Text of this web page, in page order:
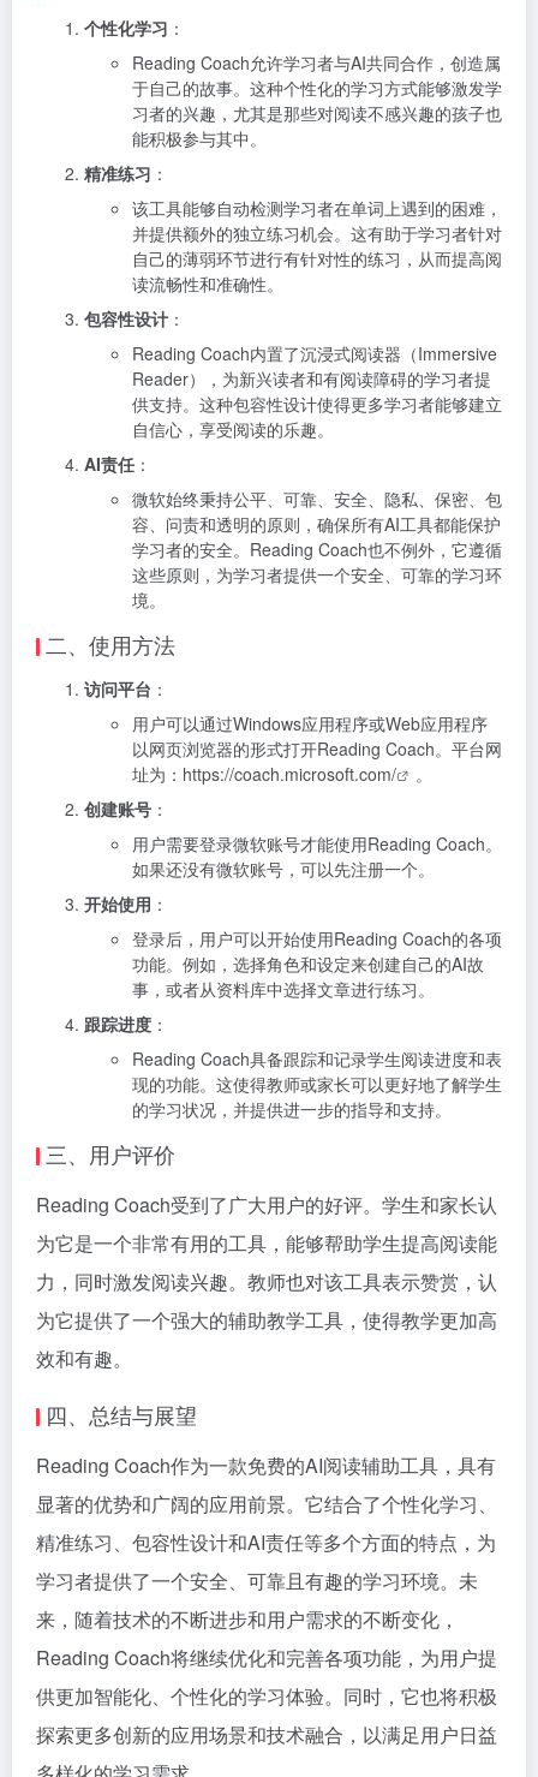
个性化学习 ：
Reading Coach允许学习者与AI共同合作，创造属
于自己的故事。这种个性化的学习方式能够激发学
习者的兴趣，尤其是那些对阅读不感兴趣的孩子也
能积极参与其中。
精准练习 ：
该工具能够自动检测学习者在单词上遇到的困难，
并提供额外的独立练习机会。这有助于学习者针对
自己的薄弱环节进行有针对性的练习，从而提高阅
读流畅性和准确性。
包容性设计 ：
Reading Coach内置了沉浸式阅读器（Immersive
Reader），为新兴读者和有阅读障碍的学习者提
供支持。这种包容性设计使得更多学习者能够建立
自信心，享受阅读的乐趣。
AI责任 ：
微软始终秉持公平、可靠、安全、隐私、保密、包
容、问责和透明的原则，确保所有AI工具都能保护
学习者的安全。Reading Coach也不例外，它遵循
这些原则，为学习者提供一个安全、可靠的学习环
境。
二、使用方法
访问平台 ：
用户可以通过Windows应用程序或Web应用程序
以网页浏览器的形式打开Reading Coach。平台网
址为： https://coach.microsoft.com/
。
创建账号 ：
用户需要登录微软账号才能使用Reading Coach。
如果还没有微软账号，可以先注册一个。
开始使用 ：
登录后，用户可以开始使用Reading Coach的各项
功能。例如，选择角色和设定来创建自己的AI故
事，或者从资料库中选择文章进行练习。
跟踪进度 ：
Reading Coach具备跟踪和记录学生阅读进度和表
现的功能。这使得教师或家长可以更好地了解学生
的学习状况，并提供进一步的指导和支持。
三、用户评价
Reading Coach受到了广大用户的好评。学生和家长认
为它是一个非常有用的工具，能够帮助学生提高阅读能
力，同时激发阅读兴趣。教师也对该工具表示赞赏，认
为它提供了一个强大的辅助教学工具，使得教学更加高
效和有趣。
四、总结与展望
Reading Coach作为一款免费的AI阅读辅助工具，具有
显著的优势和广阔的应用前景。它结合了个性化学习、
精准练习、包容性设计和AI责任等多个方面的特点，为
学习者提供了一个安全、可靠且有趣的学习环境。未
来，随着技术的不断进步和用户需求的不断变化，
Reading Coach将继续优化和完善各项功能，为用户提
供更加智能化、个性化的学习体验。同时，它也将积极
探索更多创新的应用场景和技术融合，以满足用户日益